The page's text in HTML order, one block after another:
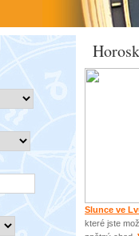
Slunce ve
které jste